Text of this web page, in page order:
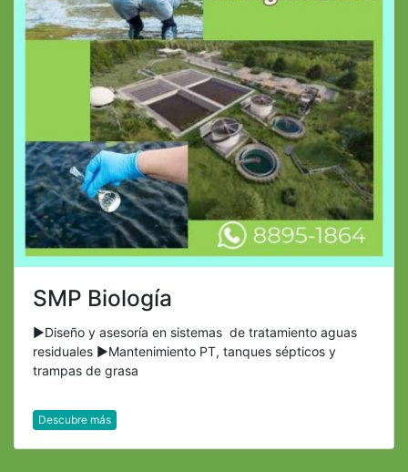
SMP Biología
►Diseño y asesoría en sistemas de tratamiento aguas
residuales ►Mantenimiento PT, tanques sépticos y
trampas de grasa
Descubre más